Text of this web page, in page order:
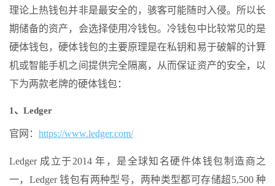
理论上热钱包并非是最安全的，骇客可能随时入侵。所以长
期储备的资产，会选择使用冷钱包。冷钱包中比较常见的是
硬体钱包，硬体钱包的主要原理是在私钥和易于破解的计算
机或智能手机之间提供完全隔离，从而保证资产的安全，以
下为两款老牌的硬体钱包：
1、Ledger
官网： https://www.ledger.com/
Ledger 成立于2014 年，是全球知名硬件体钱包制造商之
一，Ledger 钱包有两种型号，两种类型都可存储超5,500 种